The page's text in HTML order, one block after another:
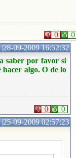
0
0
|28-09-2009 16:52:32
saber por favor si
algo. O de lo
0
0
|25-09-2009 02:57:23